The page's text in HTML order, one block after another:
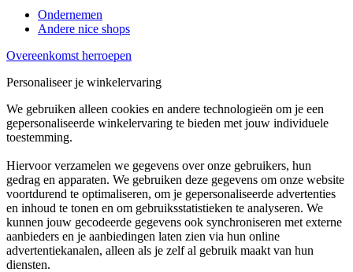
Ondernemen
Andere nice shops
Overeenkomst herroepen
Personaliseer je winkelervaring
We gebruiken alleen cookies en andere technologieën om je een
gepersonaliseerde winkelervaring te bieden met jouw individuele
toestemming.
Hiervoor verzamelen we gegevens over onze gebruikers, hun
gedrag en apparaten. We gebruiken deze gegevens om onze website
voortdurend te optimaliseren, om je gepersonaliseerde advertenties
en inhoud te tonen en om gebruiksstatistieken te analyseren. We
kunnen jouw gecodeerde gegevens ook synchroniseren met externe
aanbieders en je aanbiedingen laten zien via hun online
advertentiekanalen, alleen als je zelf al gebruik maakt van hun
diensten.